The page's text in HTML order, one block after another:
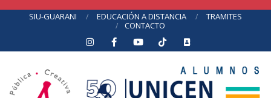
SIU-GUARANI EDUCACIÓN A DISTANCIA
TRAMITES
CONTACTO